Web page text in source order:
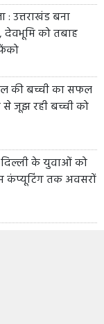
उत्तराखंड बना
देवभूमि को तबाह
की बच्ची का सफल
से जूझ रही बच्ची को
दिल्ली के युवाओं को
कंप्यूटिंग तक अवसरों